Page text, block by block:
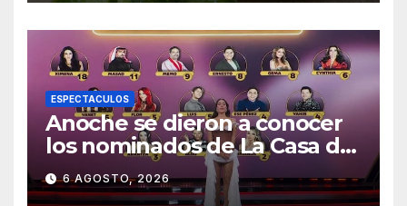
ESPECTACULOS
Anoche se dieron a conocer
los nominados de La Casa de
los Famosos México 2026 en
la segunda semana
6 AGOSTO, 2026